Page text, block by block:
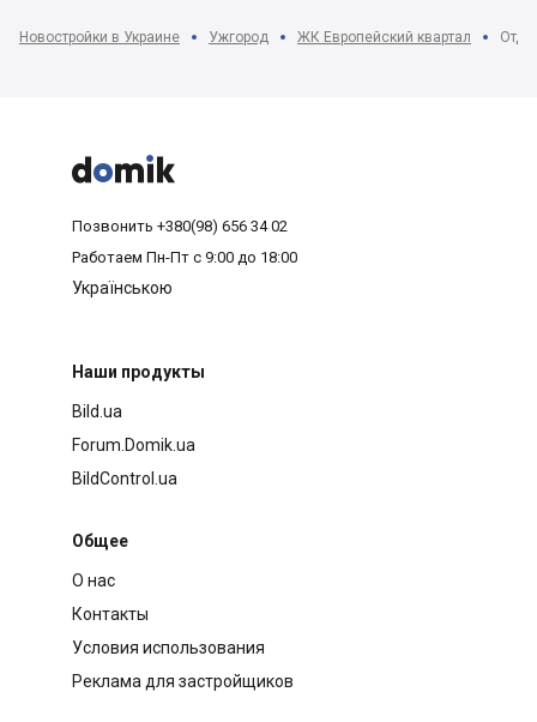
Новостройки в Украине Ужгород ЖК Европейский квартал



Позвонить +380(98) 656 34 02
Работаем Пн-Пт с 9:00 до 18:00
Українською
Наши продукты
Bild.ua
Forum.Domik.ua
BildControl.ua
Общее
О нас
Контакты
Условия использования
Реклама для застройщиков